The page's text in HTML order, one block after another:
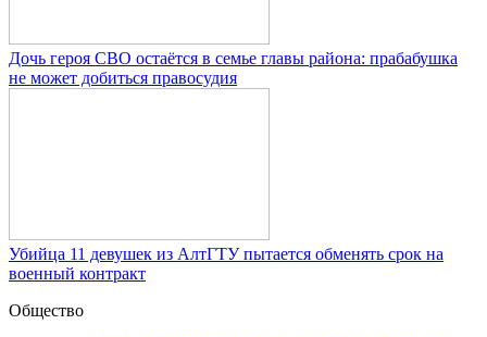
Дочь героя СВО остаётся в семье главы района: прабабушка
не может добиться правосудия
Убийца 11 девушек из АлтГТУ пытается обменять срок на
военный контракт
Общество